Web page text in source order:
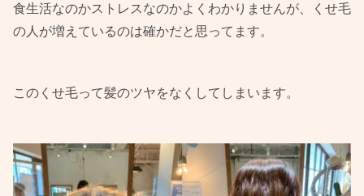
食生活なのかストレスなのかよくわかりませんが、くせ毛
の人が増えているのは確かだと思ってます。
このくせ毛って髪のツヤをなくしてしまいます。